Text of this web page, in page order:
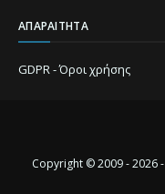
ΑΠΑΡΑΊΤΗΤΑ
GDPR - Όροι χρήσης
Copyright © 2009 - 2026 -